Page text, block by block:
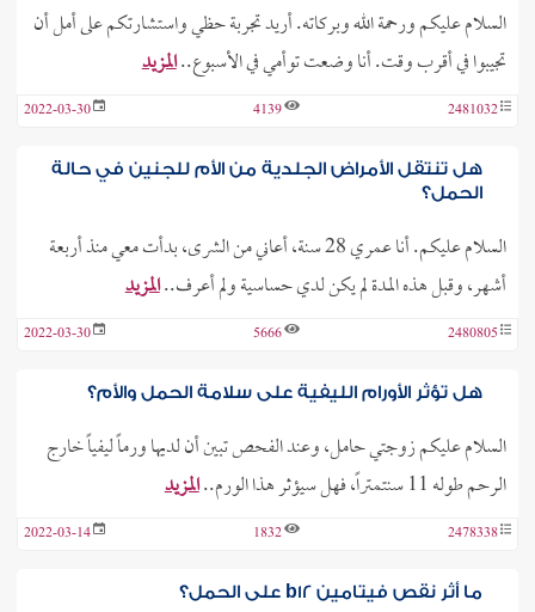
السلام عليكم ورحمة الله وبركاته. أريد تجربة حظي واستشارتكم على أمل أن
تجيبوا في أقرب وقت. أنا وضعت توأمي في الأسبوع..المزيد
2481032
4139
2022-03-30
هل تنتقل الأمراض الجلدية من الأم للجنين في حالة
الحمل؟
السلام عليكم. أنا عمري 28 سنة، أعاني من الشرى، بدأت معي منذ أربعة
أشهر، وقبل هذه المدة لم يكن لدي حساسية ولم أعرف..المزيد
2480805
5666
2022-03-30
هل تؤثر الأورام الليفية على سلامة الحمل والأم؟
السلام عليكم زوجتي حامل، وعند الفحص تبين أن لديها ورماً ليفياً خارج
الرحم طوله 11 سنتمتراً، فهل سيؤثر هذا الورم..
المزيد
2478338
1832
2022-03-14
ما أثر نقص فيتامين b12 على الحمل؟